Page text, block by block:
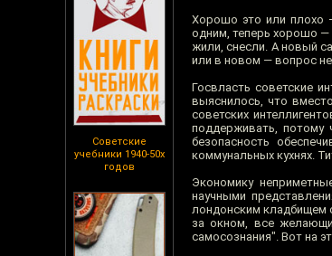
Советские
учебники 1940-50х
годов
Хорошо это или плохо
одним, теперь хорошо —
жили, снесли. А новый
или в новом — вопрос
Госвласть советские
выяснилось, что
советских
поддерживать, потому
безопасность
коммунальных кухнях.
Экономику
научными
лондонским кладбищем
за окном, все
самосознания". Вот на